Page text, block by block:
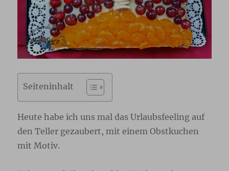
Seiteninhalt
Heute habe ich uns mal das Urlaubsfeeling auf
den Teller gezaubert, mit einem Obstkuchen
mit Motiv.